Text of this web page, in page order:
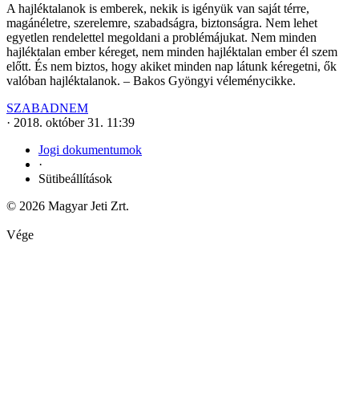
A hajléktalanok is emberek, nekik is igényük van saját térre,
magánéletre, szerelemre, szabadságra, biztonságra. Nem lehet
egyetlen rendelettel megoldani a problémájukat. Nem minden
hajléktalan ember kéreget, nem minden hajléktalan ember él szem
előtt. És nem biztos, hogy akiket minden nap látunk kéregetni, ők
valóban hajléktalanok. – Bakos Gyöngyi véleménycikke.
SZABADNEM
· 2018. október 31. 11:39
Jogi dokumentumok
·
Sütibeállítások
© 2026 Magyar Jeti Zrt.
Vége